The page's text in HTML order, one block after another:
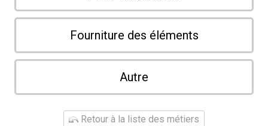
Fourniture des éléments
Autre
Retour à la liste des métiers